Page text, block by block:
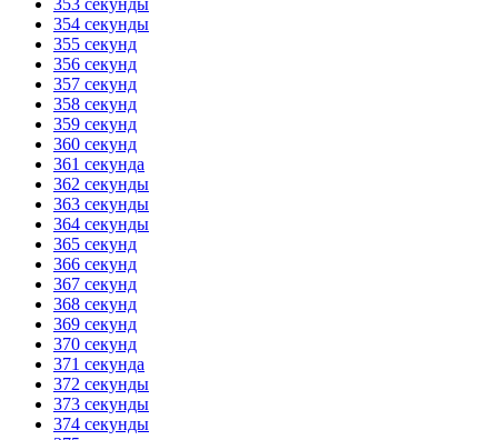
353 секунды
354 секунды
355 секунд
356 секунд
357 секунд
358 секунд
359 секунд
360 секунд
361 секунда
362 секунды
363 секунды
364 секунды
365 секунд
366 секунд
367 секунд
368 секунд
369 секунд
370 секунд
371 секунда
372 секунды
373 секунды
374 секунды